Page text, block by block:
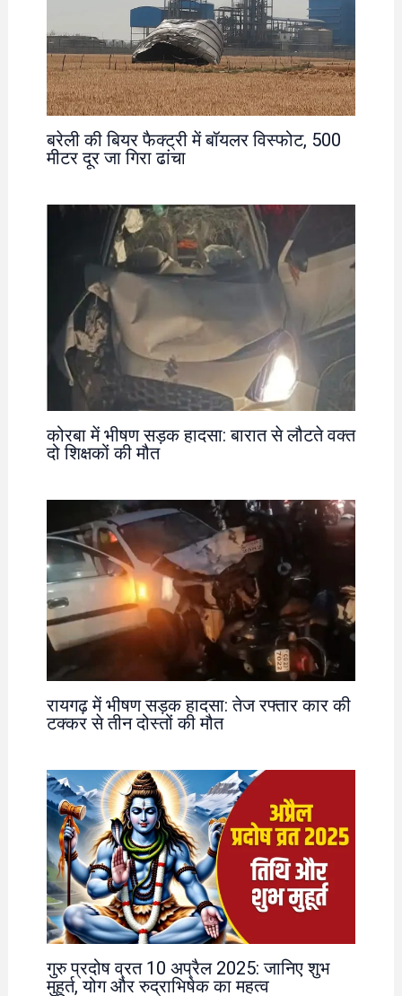
बरेली की बियर फैक्ट्री में बॉयलर विस्फोट, 500
मीटर दूर जा गिरा ढांचा
कोरबा में भीषण सड़क हादसा: बारात से लौटते वक्त
दो शिक्षकों की मौत
रायगढ़ में भीषण सड़क हादसा: तेज रफ्तार कार की
टक्कर से तीन दोस्तों की मौत
गुरु प्रदोष व्रत 10 अप्रैल 2025: जानिए शुभ
मुहूर्त, योग और रुद्राभिषेक का महत्व